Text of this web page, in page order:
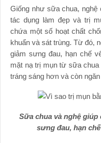
Giống như sữa chua,
tác dụng làm đẹp và trị
chứa một số hoạt chất
khuẩn và sát trùng. Từ đó,
giảm sưng đau, hạn chế
mặt nạ trị mụn từ sữa
tráng sáng hơn và còn
Sữa chua và nghệ giúp
sưng đau, hạn